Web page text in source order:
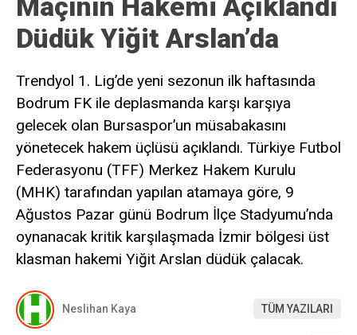
Düdük Yiğit Arslan’da
Trendyol 1. Lig’de yeni sezonun ilk haftasında
Bodrum FK ile deplasmanda karşı karşıya
gelecek olan Bursaspor’un müsabakasını
yönetecek hakem üçlüsü açıklandı. Türkiye Futbol
Federasyonu (TFF) Merkez Hakem Kurulu
(MHK) tarafından yapılan atamaya göre, 9
Ağustos Pazar günü Bodrum İlçe Stadyumu’nda
oynanacak kritik karşılaşmada İzmir bölgesi üst
klasman hakemi Yiğit Arslan düdük çalacak.
Neslihan Kaya TÜM YAZILARI